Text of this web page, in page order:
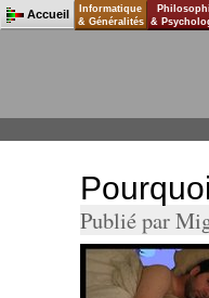
Publié par
Accueil
Informatique
& Généralités
&